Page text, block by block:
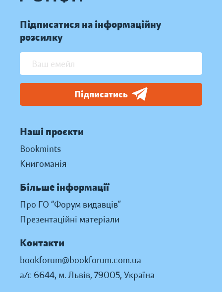
Підписатися на інформаційну
розсилку
Підписатись
Наші проєкти
Bookmints
Книгоманія
Більше інформації
Про ГО “Форум видавців”
Презентаційні матеріали
Контакти
bookforum@bookforum.com.ua
а/с 6644, м. Львів, 79005, Україна